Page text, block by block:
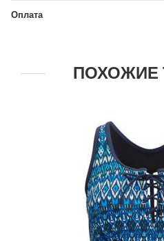
Оплата
ПОХОЖИЕ